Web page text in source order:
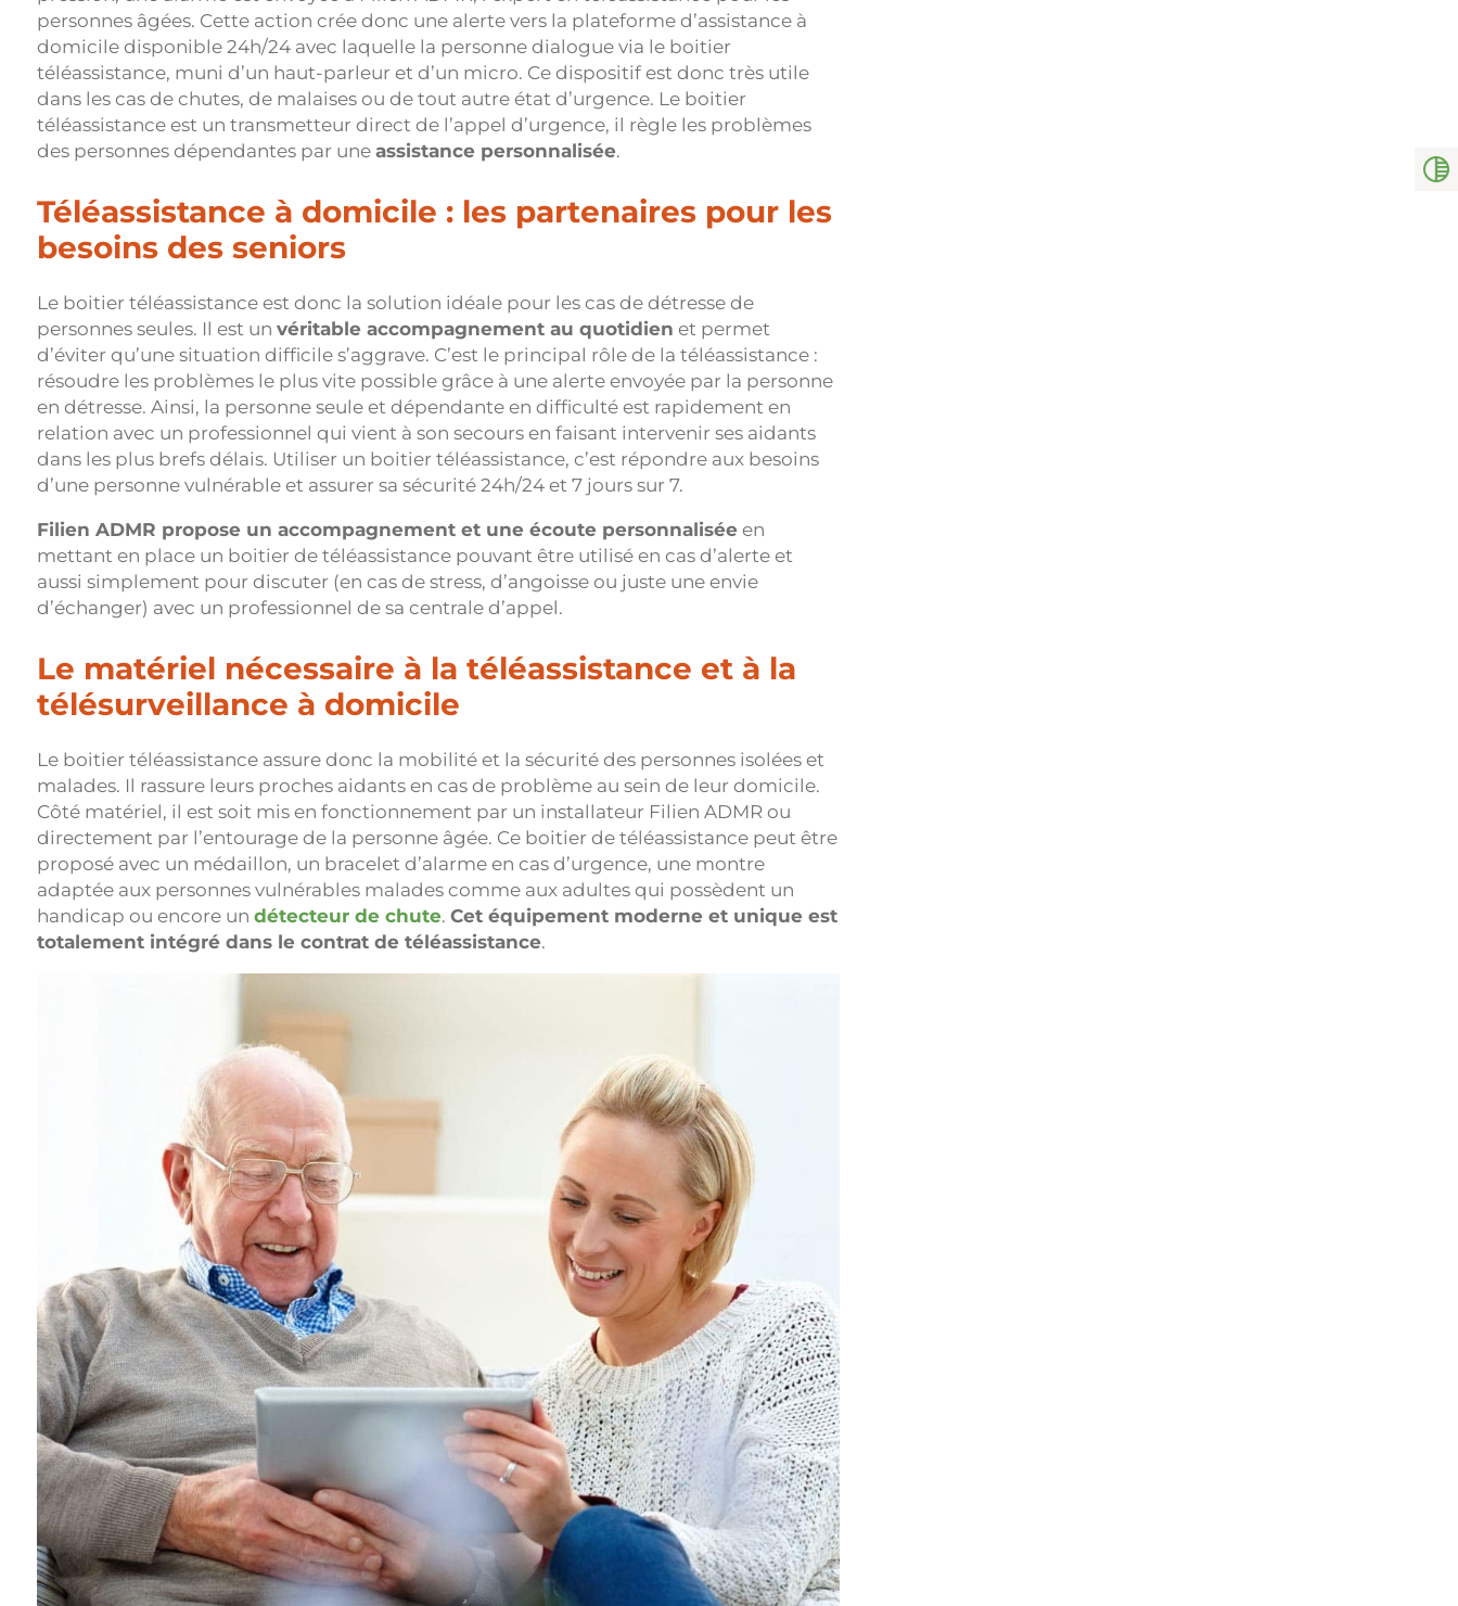
personnes âgées. Cette action crée donc une alerte vers la plateforme d’assistance à
domicile disponible 24h/24 avec laquelle la personne dialogue via le boitier
téléassistance, muni d’un haut-parleur et d’un micro. Ce dispositif est donc très utile
dans les cas de chutes, de malaises ou de tout autre état d’urgence. Le boitier
téléassistance est un transmetteur direct de l’appel d’urgence, il règle les problèmes
des personnes dépendantes par une assistance personnalisée.
Téléassistance à domicile : les partenaires pour les
besoins des seniors
Le boitier téléassistance est donc la solution idéale pour les cas de détresse de
personnes seules. Il est un véritable accompagnement au quotidien et permet
d’éviter qu’une situation difficile s’aggrave. C’est le principal rôle de la téléassistance :
résoudre les problèmes le plus vite possible grâce à une alerte envoyée par la personne
en détresse. Ainsi, la personne seule et dépendante en difficulté est rapidement en
relation avec un professionnel qui vient à son secours en faisant intervenir ses aidants
dans les plus brefs délais. Utiliser un boitier téléassistance, c’est répondre aux besoins
d’une personne vulnérable et assurer sa sécurité 24h/24 et 7 jours sur 7.
Filien ADMR propose un accompagnement et une écoute personnaliséeen
mettant en place un boitier de téléassistance pouvant être utilisé en cas d’alerte et
aussi simplement pour discuter (en cas de stress, d’angoisse ou juste une envie
d’échanger) avec un professionnel de sa centrale d’appel.
Le matériel nécessaire à la téléassistance et à la
télésurveillance à domicile
Le boitier téléassistance assure donc la mobilité et la sécurité des personnes isolées et
malades. Il rassure leurs proches aidants en cas de problème au sein de leur domicile.
Côté matériel, il est soit mis en fonctionnement par un installateur Filien ADMR ou
directement par l’entourage de la personne âgée. Ce boitier de téléassistance peut être
proposé avec un médaillon, un bracelet d’alarme en cas d’urgence, une montre
adaptée aux personnes vulnérables malades comme aux adultes qui possèdent un
handicap ou encore un détecteur de chute. Cet équipement moderne et unique est
totalement intégré dans le contrat de téléassistance.